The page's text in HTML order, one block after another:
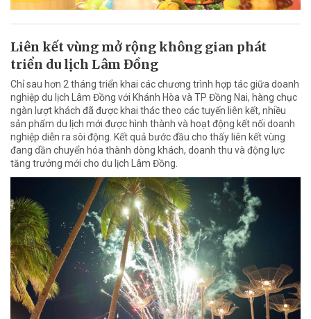
Liên kết vùng mở rộng không gian phát
triển du lịch Lâm Đồng
Chỉ sau hơn 2 tháng triển khai các chương trình hợp tác giữa doanh
nghiệp du lịch Lâm Đồng với Khánh Hòa và TP Đồng Nai, hàng chục
ngàn lượt khách đã được khai thác theo các tuyến liên kết, nhiều
sản phẩm du lịch mới được hình thành và hoạt động kết nối doanh
nghiệp diễn ra sôi động. Kết quả bước đầu cho thấy liên kết vùng
đang dần chuyển hóa thành dòng khách, doanh thu và động lực
tăng trưởng mới cho du lịch Lâm Đồng.